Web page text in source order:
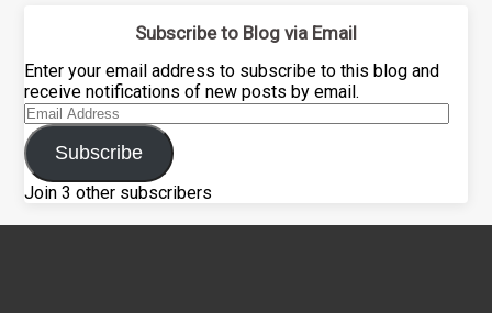
Subscribe to Blog via Email
Enter your email address to subscribe to this blog and
receive notifications of new posts by email.
Email
Address
Subscribe
Join 3 other subscribers